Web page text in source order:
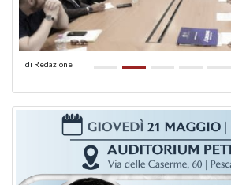
di Redazione